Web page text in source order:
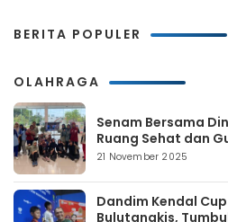
BERITA POPULER
OLAHRAGA
Senam Bersama
Ruang Sehat dan
21 November 2025
Dandim Kendal
Bulutangkis,